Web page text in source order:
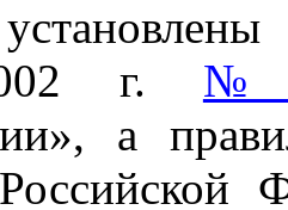
г. №
а